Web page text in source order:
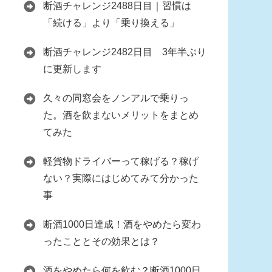
断酒チャレンジ2488日目｜習慣は
「続ける」より「乗り換える」
断酒チャレンジ2482日目 3年半ぶり
に更新します
久々の同窓会をノンアルで乗りっ
た。酒を飲まないメリットをまとめ
てみた
軽貨物ドライバーって稼げる？稼げ
ない？実際にはじめてみて分かった
事
断酒1000日達成！酒をやめたら変わ
ったこととその効果とは？